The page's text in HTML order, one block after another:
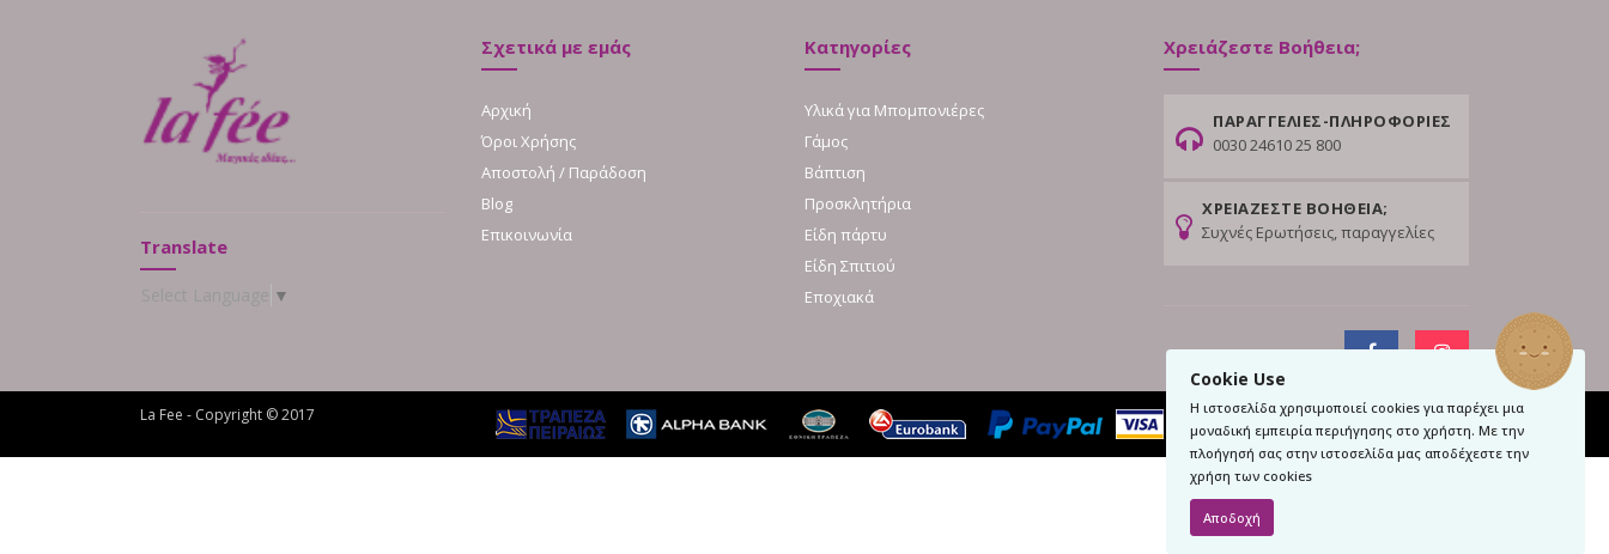
Cookie Use
Η ιστοσελίδα χρησιμοποιεί cookies για παρέχει μια
μοναδική εμπειρία περιήγησης στο χρήστη. Με την
πλοήγησή σας στην ιστοσελίδα μας αποδέχεστε την
χρήση των cookies
Αποδοχή
Translate
▼
Σχετικά με εμάς
Αρχική
Όροι Χρήσης
Αποστολή / Παράδοση
Blog
Επικοινωνία
Κατηγορίες
Υλικά για Μπομπονιέρες
Γάμος
Βάπτιση
Προσκλητήρια
Είδη πάρτυ
Είδη Σπιτιού
Εποχιακά
Χρειάζεστε Βοήθεια;
ΠΑΡΑΓΓΕΛΙΕΣ-ΠΛΗΡΟΦΟΡΙΕΣ
0030 24610 25 800
ΧΡΕΙΑΖΕΣΤΕ ΒΟΗΘΕΙΑ;
Συχνές Ερωτήσεις, παραγγελίες
La Fee - Copyright © 2017